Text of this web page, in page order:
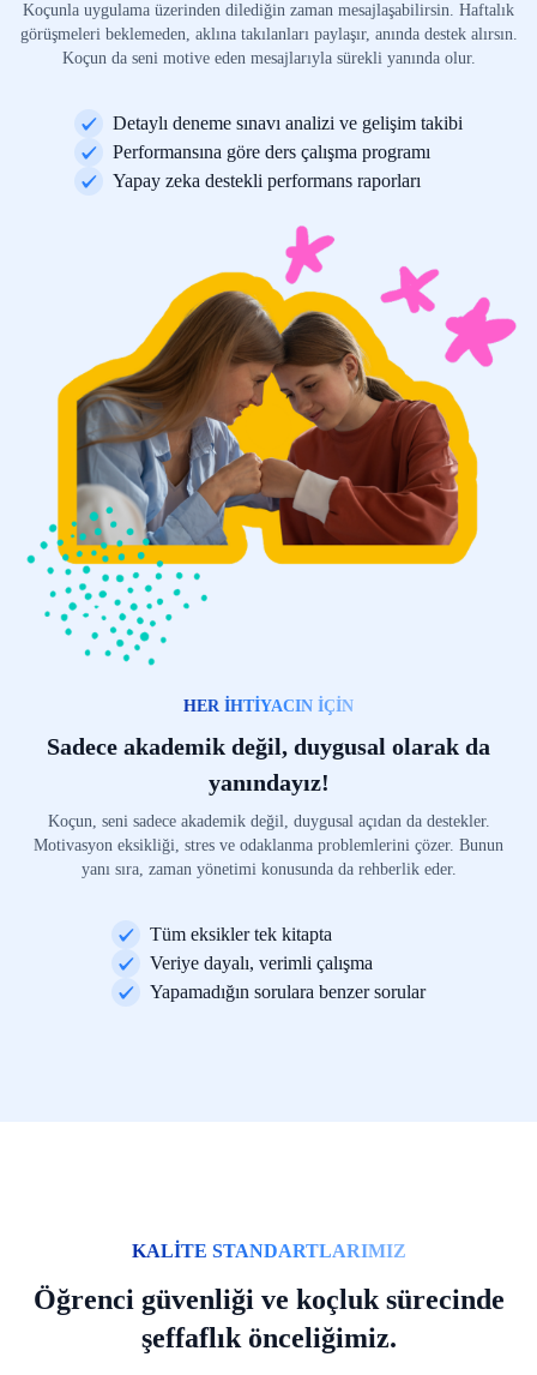
Koçunla uygulama üzerinden dilediğin zaman mesajlaşabilirsin. Haftalık
görüşmeleri beklemeden, aklına takılanları paylaşır, anında destek alırsın.
Koçun da seni motive eden mesajlarıyla sürekli yanında olur.
Detaylı deneme sınavı analizi ve gelişim takibi
Performansına göre ders çalışma programı
Yapay zeka destekli performans raporları
HER İHTİYACIN İÇİN
Sadece akademik değil, duygusal olarak da
yanındayız!
Koçun, seni sadece akademik değil, duygusal açıdan da destekler.
Motivasyon eksikliği, stres ve odaklanma problemlerini çözer. Bunun
yanı sıra, zaman yönetimi konusunda da rehberlik eder.
Tüm eksikler tek kitapta
Veriye dayalı, verimli çalışma
Yapamadığın sorulara benzer sorular
KALİTE STANDARTLARIMIZ
Öğrenci güvenliği ve koçluk sürecinde
şeffaflık önceliğimiz.